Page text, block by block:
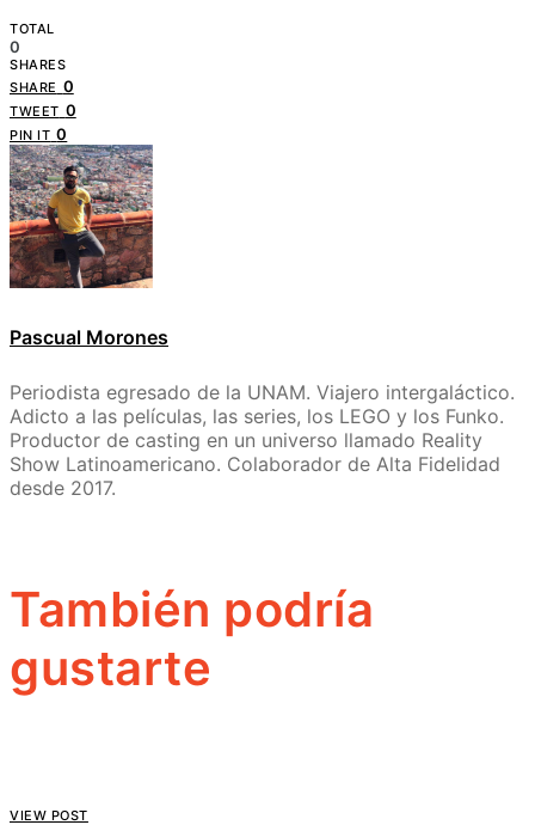
TOTAL
0
SHARES
SHARE 0
TWEET 0
PIN IT 0
Pascual Morones
Periodista egresado de la UNAM. Viajero intergaláctico.
Adicto a las películas, las series, los LEGO y los Funko.
Productor de casting en un universo llamado Reality
Show Latinoamericano. Colaborador de Alta Fidelidad
desde 2017.
También podría
gustarte
VIEW POST